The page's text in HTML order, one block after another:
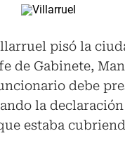
pisó la
de Gabinete,
debe
la
estaba